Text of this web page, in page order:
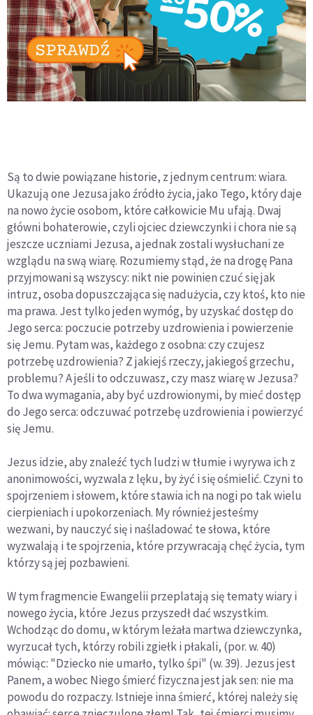
Są to dwie powiązane historie, z jednym centrum: wiara.
Ukazują one Jezusa jako źródło życia, jako Tego, który daje
na nowo życie osobom, które całkowicie Mu ufają. Dwaj
główni bohaterowie, czyli ojciec dziewczynki i chora nie są
jeszcze uczniami Jezusa, a jednak zostali wysłuchani ze
wzglądu na swą wiarę. Rozumiemy stąd, że na drogę Pana
przyjmowani są wszyscy: nikt nie powinien czuć się jak
intruz, osoba dopuszczająca się nadużycia, czy ktoś, kto nie
ma prawa. Jest tylko jeden wymóg, by uzyskać dostęp do
Jego serca: poczucie potrzeby uzdrowienia i powierzenie
się Jemu. Pytam was, każdego z osobna: czy czujesz
potrzebę uzdrowienia? Z jakiejś rzeczy, jakiegoś grzechu,
problemu? A jeśli to odczuwasz, czy masz wiarę w Jezusa?
To dwa wymagania, aby być uzdrowionymi, by mieć dostęp
do Jego serca: odczuwać potrzebę uzdrowienia i powierzyć
się Jemu.
Jezus idzie, aby znaleźć tych ludzi w tłumie i wyrywa ich z
anonimowości, wyzwala z lęku, by żyć i się ośmielić. Czyni to
spojrzeniem i słowem, które stawia ich na nogi po tak wielu
cierpieniach i upokorzeniach. My również jesteśmy
wezwani, by nauczyć się i naśladować te słowa, które
wyzwalają i te spojrzenia, które przywracają chęć życia, tym
którzy są jej pozbawieni.
W tym fragmencie Ewangelii przeplatają się tematy wiary i
nowego życia, które Jezus przyszedł dać wszystkim.
Wchodząc do domu, w którym leżała martwa dziewczynka,
wyrzucał tych, którzy robili zgiełk i płakali, (por. w. 40)
mówiąc: "Dziecko nie umarło, tylko śpi" (w. 39). Jezus jest
Panem, a wobec Niego śmierć fizyczna jest jak sen: nie ma
powodu do rozpaczy. Istnieje inna śmierć, której należy się